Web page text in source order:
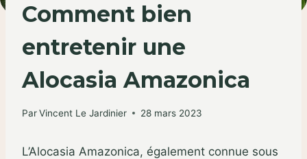
Comment bien
entretenir une
Alocasia Amazonica
ParVincent Le Jardinier 28 mars 2023
L’Alocasia Amazonica, également connue sous